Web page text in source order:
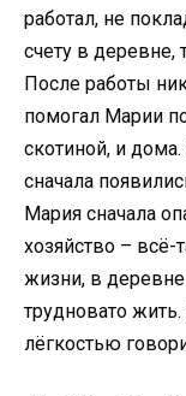
работал, не
счету в деревне,
После работы
помогал Марии
скотиной, и
сначала
Мария сначала
хозяйство – всё-
жизни, в
трудновато
лёгкостью